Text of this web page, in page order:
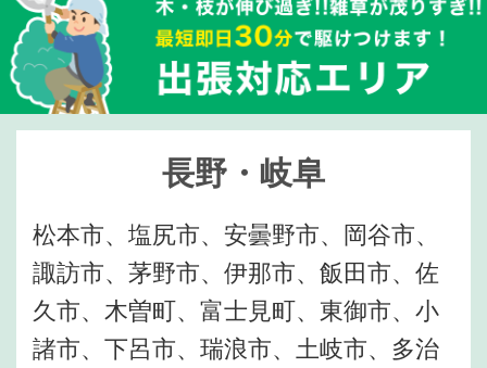
長野・岐阜
松本市、塩尻市、安曇野市、岡谷市、
諏訪市、茅野市、伊那市、飯田市、佐
久市、木曽町、富士見町、東御市、小
諸市、下呂市、瑞浪市、土岐市、多治